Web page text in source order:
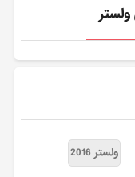
ولستر 2016